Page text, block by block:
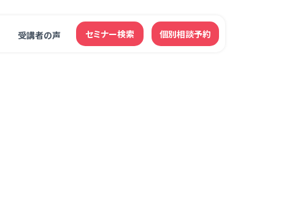
受講者の声 セミナー検索 個別相談予約